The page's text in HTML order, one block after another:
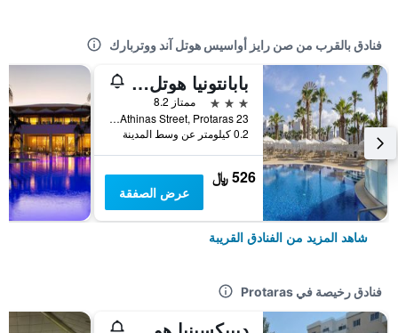
فنادق بالقرب من صن رايز أواسيس هوتل آند ووتربارك
بابانتونيا هوتل أبارتمنتس
3 نجوم
ممتاز 8.2
23 Athinas Street, Protaras, قبرص
0.2 كيلومتر عن وسط المدينة
526 ﷼
عرض الصفقة
شاهد المزيد من الفنادق القريبة
فنادق رخيصة في Protaras